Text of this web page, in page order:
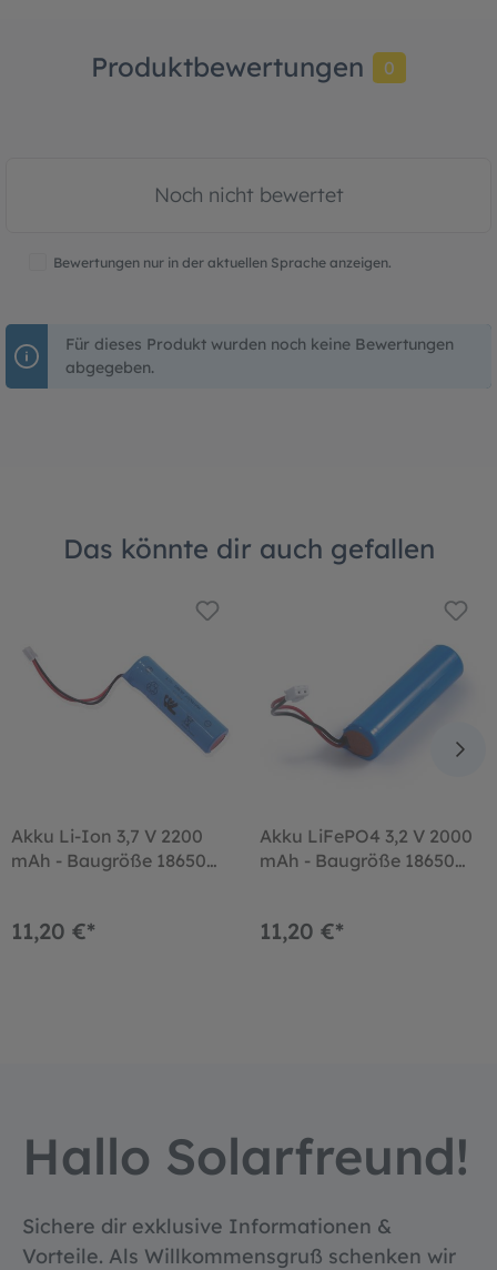
Produktbewertungen 0
Noch nicht bewertet
Bewertungen nur in der aktuellen Sprache anzeigen.
Für dieses Produkt wurden noch keine Bewertungen
abgegeben.
Das könnte dir auch gefallen
Akku Li-Ion 3,7 V 2200
mAh - Baugröße 18650
11,20 €*
Akku LiFePO4 3,2 V 2000
mAh - Baugröße 18650
11,20 €*
Hallo Solarfreund!
Sichere dir exklusive Informationen &
Vorteile. Als Willkommensgruß schenken wir